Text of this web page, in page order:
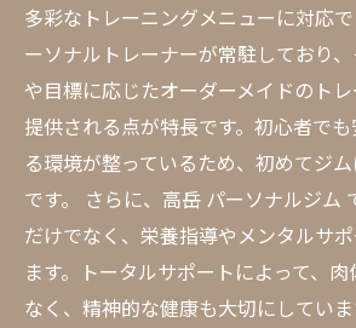
多彩なトレーニングメニューに対応
ーソナルトレーナーが常駐しており
や目標に応じたオーダーメイドのト
提供される点が特長です。初心者で
る環境が整っているため、初めてジ
です。 さらに、高岳 パーソナルジム
だけでなく、栄養指導やメンタルサ
ます。トータルサポートによって、
なく、精神的な健康も大切にしてい